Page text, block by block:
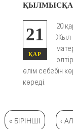
ҚЫЛМЫСҚА
21
ҚАР
20
Жыл
өлім себебін
көреді.
Беттер
« БІРІНШІ ‹